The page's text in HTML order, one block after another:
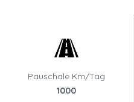
Pauschale Km/Tag
1000